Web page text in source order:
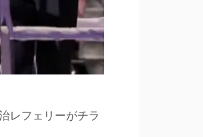
レフェリーがチラ